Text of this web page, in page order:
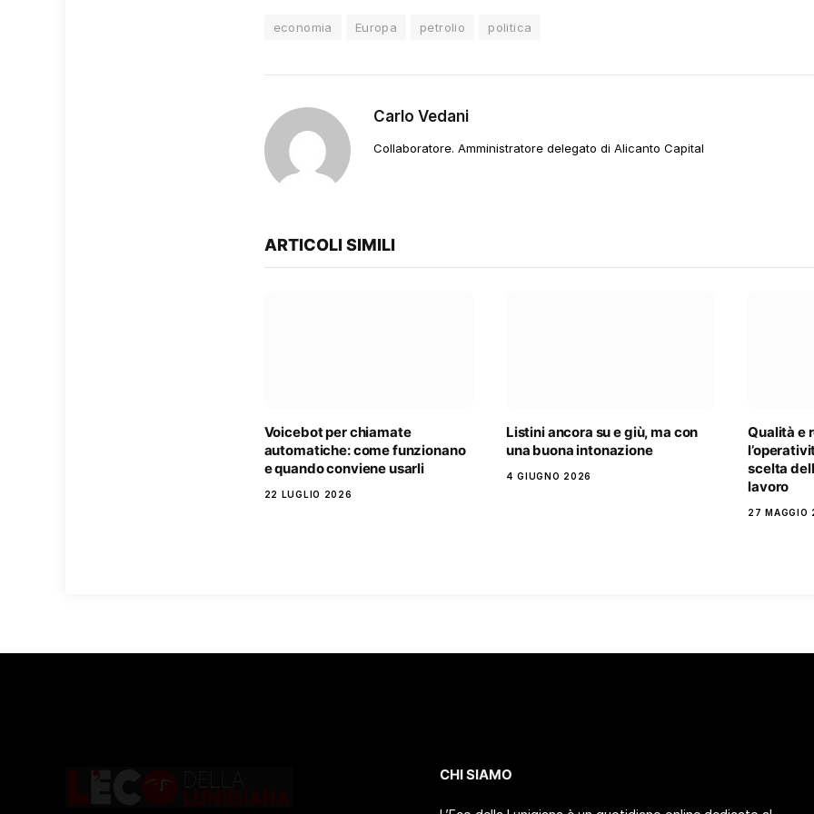
economia Europa petrolio politica
Carlo Vedani
Collaboratore. Amministratore delegato di Alicanto Capital
ARTICOLI SIMILI
Voicebot per chiamate
automatiche: come funzionano
e quando conviene usarli
22 LUGLIO 2026
Listini ancora su e giù, ma con
una buona intonazione
4 GIUGNO 2026
Qualità e
scelta
lavoro
27 MAGGIO
CHI SIAMO